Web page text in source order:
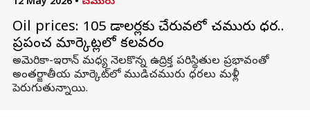
Oil prices: 105 డాలర్లకు చేరువలో చమురు ధర..
ప్రపంచ మార్కెట్లలో కలవరం
అమెరికా-ఇరాన్ మధ్య నెలకొన్న ఉద్రిక్త పరిస్థితుల ప్రభావంతో
అంతర్జాతీయ మార్కెట్‌లో ముడిచమురు ధరలు మళ్లీ
పెరుగుతున్నాయి.